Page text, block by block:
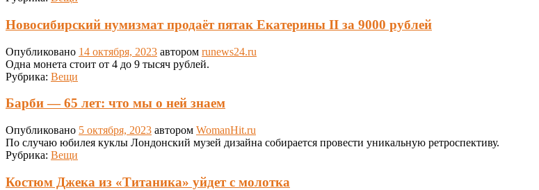
Новосибирский нумизмат продаёт пятак Екатерины II за 9000 рублей
Опубликовано 14 октября, 2023 автором runews24.ru
Одна монета стоит от 4 до 9 тысяч рублей.
Рубрика: Вещи
Барби — 65 лет: что мы о ней знаем
Опубликовано 5 октября, 2023 автором WomanHit.ru
По случаю юбилея куклы Лондонский музей дизайна собирается провести уникальную ретроспективу.
Рубрика: Вещи
Костюм Джека из «Титаника» уйдет с молотка